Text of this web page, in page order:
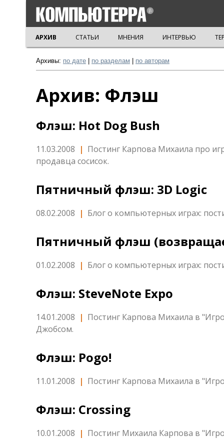
АРХИВ СТАТЬИ МНЕНИЯ ИНТЕРВЬЮ
Архивы: по дате по разделам по авторам
Архив: Флэш
Флэш: Hot Dog Bush
11.03.2008 | Постинг Карпова Михаила про
продавца сосисок.
Пятничный флэш: 3D Logic
08.02.2008 | Блог о компьютерных играх:
Пятничный флэш
01.02.2008 | Блог о компьютерных играх:
Флэш: SteveNote Expo
14.01.2008 | Постинг Карпова Михаила в
Джобсом.
Флэш: Pogo!
11.01.2008 | Постинг Карпова Михаила в
Флэш: Crossing
10.01.2008 | Постинг Михаила Карпова в